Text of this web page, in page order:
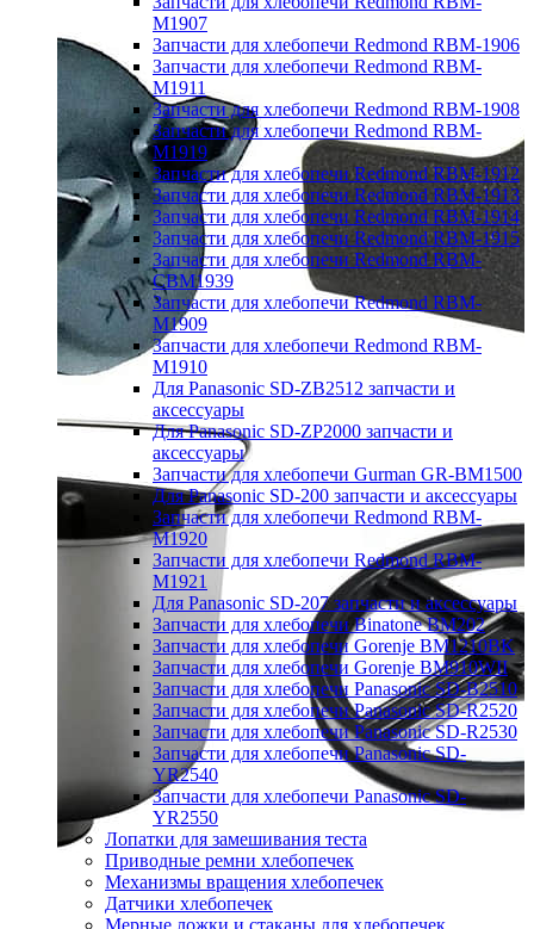
M1907
Запчасти для хлебопечи Redmond RBM-1906
Запчасти для хлебопечи Redmond RBM-
M1911
Запчасти для хлебопечи Redmond RBM-1908
Запчасти для хлебопечи Redmond RBM-
M1919
Запчасти для хлебопечи Redmond RBM-1912
Запчасти для хлебопечи Redmond RBM-1913
Запчасти для хлебопечи Redmond RBM-1914
Запчасти для хлебопечи Redmond RBM-1915
Запчасти для хлебопечи Redmond RBM-
CBM1939
Запчасти для хлебопечи Redmond RBM-
M1909
Запчасти для хлебопечи Redmond RBM-
M1910
Для Panasonic SD-ZB2512 запчасти и
аксессуары
Для Panasonic SD-ZP2000 запчасти и
аксессуары
Запчасти для хлебопечи Gurman GR-BM1500
Для Panasonic SD-200 запчасти и аксессуары
Запчасти для хлебопечи Redmond RBM-
M1920
Запчасти для хлебопечи Redmond RBM-
M1921
Для Panasonic SD-207 запчасти и аксессуары
Запчасти для хлебопечи Binatone BM202
Запчасти для хлебопечи Gorenje BM1210BK
Запчасти для хлебопечи Gorenje BM910WII
Запчасти для хлебопечи Panasonic SD-B2510
Запчасти для хлебопечи Panasonic SD-R2520
Запчасти для хлебопечи Panasonic SD-R2530
Запчасти для хлебопечи Panasonic SD-
YR2540
Запчасти для хлебопечи Panasonic SD-
YR2550
Лопатки для замешивания теста
Приводные ремни хлебопечек
Механизмы вращения хлебопечек
Датчики хлебопечек
Мерные ложки и стаканы для хлебопечек